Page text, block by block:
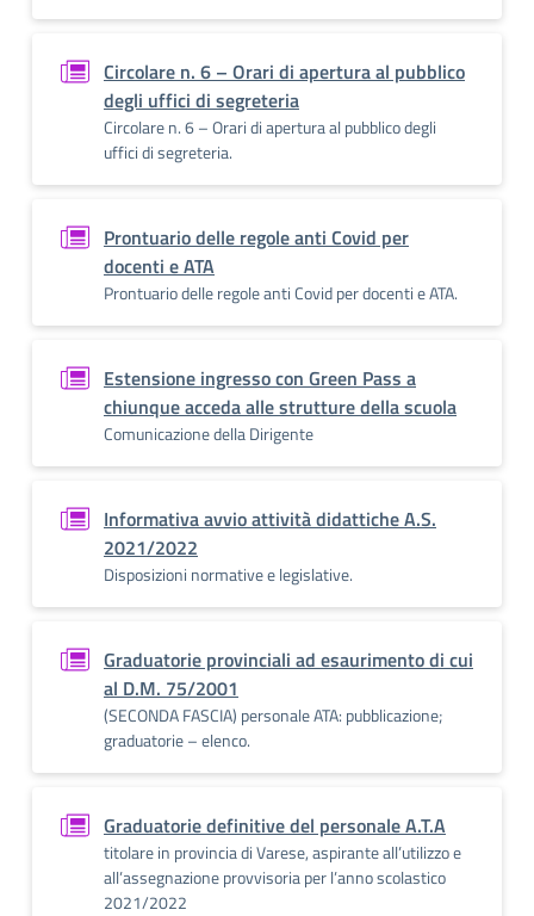
Circolare n. 6 – Orari di apertura al pubblico
degli uffici di segreteria
Circolare n. 6 – Orari di apertura al pubblico degli
uffici di segreteria.
Prontuario delle regole anti Covid per
docenti e ATA
Prontuario delle regole anti Covid per docenti e ATA.
Estensione ingresso con Green Pass a
chiunque acceda alle strutture della scuola
Comunicazione della Dirigente
Informativa avvio attività didattiche A.S.
2021/2022
Disposizioni normative e legislative.
Graduatorie provinciali ad esaurimento di cui
al D.M. 75/2001
(SECONDA FASCIA) personale ATA: pubblicazione;
graduatorie – elenco.
Graduatorie definitive del personale A.T.A
titolare in provincia di Varese, aspirante all’utilizzo e
all’assegnazione provvisoria per l’anno scolastico
2021/2022